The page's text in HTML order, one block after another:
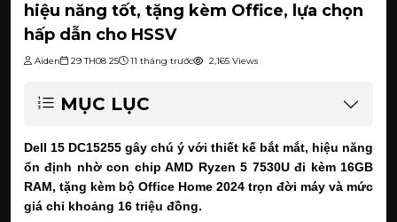
hiệu năng tốt, tặng kèm Office, lựa chọn
hấp dẫn cho HSSV
Aiden 29 TH08 25 11 tháng trước 2,165 Views
MỤC LỤC
Dell 15 DC15255 gây chú ý với thiết kế bắt mắt, hiệu năng
ổn định nhờ con chip AMD Ryzen 5 7530U đi kèm 16GB
RAM, tặng kèm bộ Office Home 2024 trọn đời máy và mức
giá chỉ khoảng 16 triệu đồng.